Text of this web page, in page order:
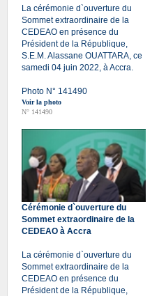
La cérémonie d`ouverture du
Sommet extraordinaire de la
CEDEAO en présence du
Président de la République,
S.E.M. Alassane OUATTARA, ce
samedi 04 juin 2022, à Accra.
Photo N° 141490
Voir la photo
N° 141490
Cérémonie d`ouverture du
Sommet extraordinaire de la
CEDEAO à Accra
La cérémonie d`ouverture du
Sommet extraordinaire de la
CEDEAO en présence du
Président de la République,